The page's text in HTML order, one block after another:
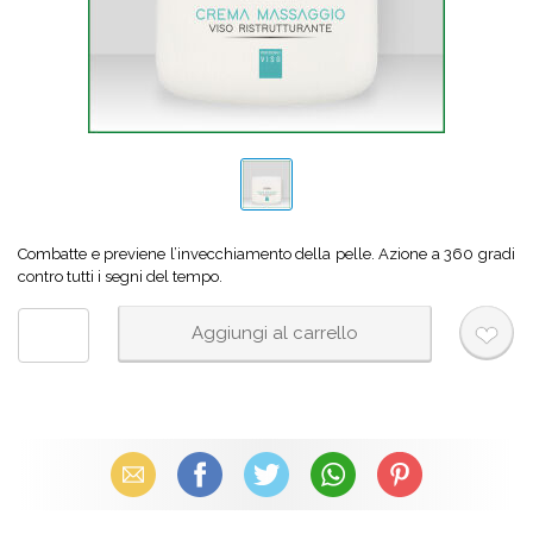
Combatte e previene l’invecchiamento della pelle. Azione a 360 gradi
contro tutti i segni del tempo.
Email Facebook X (Twitter) WhatsAppPinterest